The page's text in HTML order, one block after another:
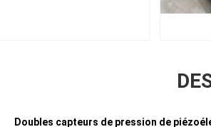
Doubles capteurs de pression de